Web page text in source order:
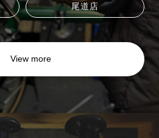
尾道店
View more